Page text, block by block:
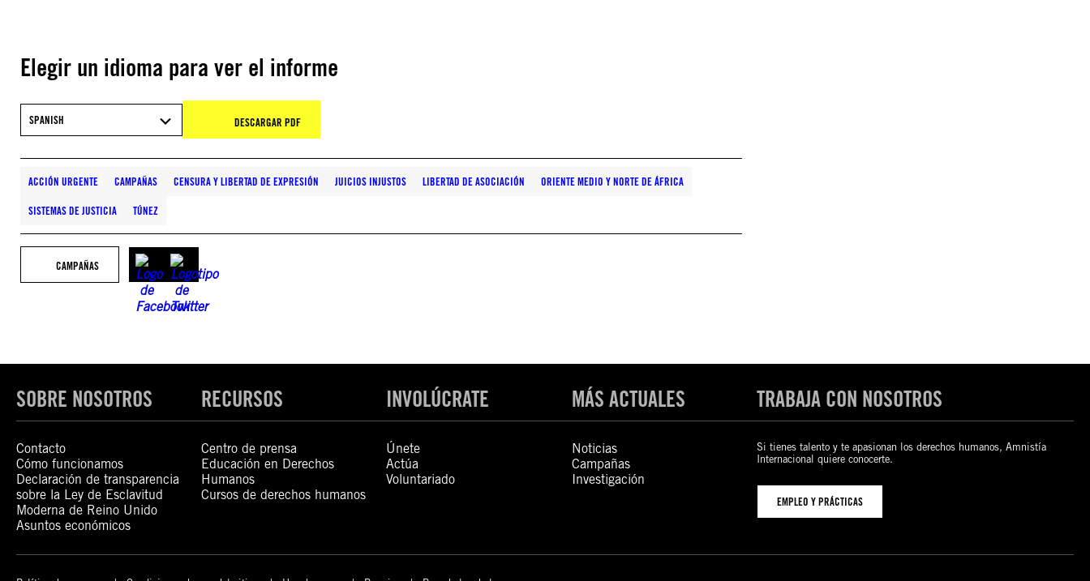
Elegir un idioma para ver el informe
SPANISH DESCARGAR PDF
ACCIÓN URGENTE CAMPAÑAS CENSURA Y LIBERTAD DE EXPRESIÓN JUICIOS INJUSTOS LIBERTAD DE ASOCIACIÓN ORIENTE MEDIO Y NORTE DE ÁFRICA
SISTEMAS DE JUSTICIA TÚNEZ
CAMPAÑAS
SOBRE NOSOTROS
Contacto
Cómo funcionamos
Declaración de transparencia
sobre la Ley de Esclavitud
Moderna de Reino Unido
Asuntos económicos
RECURSOS
Centro de prensa
Educación en Derechos
Humanos
Cursos de derechos humanos
INVOLÚCRATE
Únete
Actúa
Voluntariado
MÁS ACTUALES
Noticias
Campañas
Investigación
TRABAJA CON NOSOTROS
Si tienes talento y te apasionan los derechos humanos, Amnistía
Internacional quiere conocerte.
EMPLEO Y PRÁCTICAS